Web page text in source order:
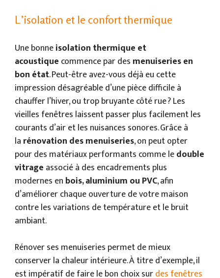
L’isolation et le confort thermique
Une bonneisolation thermique et
acoustique commence par des menuiseries en
bon état. Peut-être avez-vous déjà eu cette
impression désagréable d’une pièce difficile à
chauffer l’hiver, ou trop bruyante côté rue ? Les
vieilles fenêtres laissent passer plus facilement les
courants d’air et les nuisances sonores. Grâce à
la rénovation des menuiseries, on peut opter
pour des matériaux performants comme ledouble
vitrage associé à des encadrements plus
modernes en bois, aluminium ou PVC, afin
d’améliorer chaque ouverture de votre maison
contre les variations de température et le bruit
ambiant.
Rénover ses menuiseries permet de mieux
conserver la chaleur intérieure. À titre d’exemple, il
est impératif de faire le bon choix surdes fenêtres